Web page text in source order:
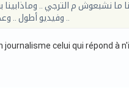
ما نشبعوش م الترجي ..
وفيديو أطول .. وعدد صور أكثر برشا ..
journalisme celui qui répond à